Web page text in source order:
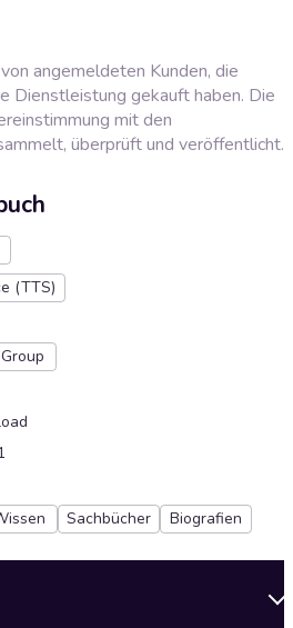
angemeldeten Kunden, die
Dienstleistung gekauft haben. Die
mit den
überprüft und veröffentlicht.
(TTS)
Sachbücher Biografien